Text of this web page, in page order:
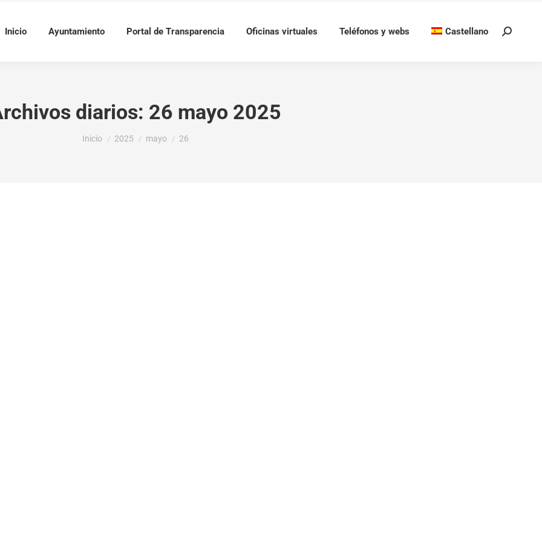
Inicio Ayuntamiento Portal de Transparencia Oficinas virtuales Teléfonos y webs Castellano Buscar:
diarios: 26 mayo 2025
Estás aquí:
Inicio 2025 mayo 26